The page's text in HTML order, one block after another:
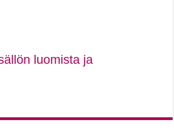
luomista ja